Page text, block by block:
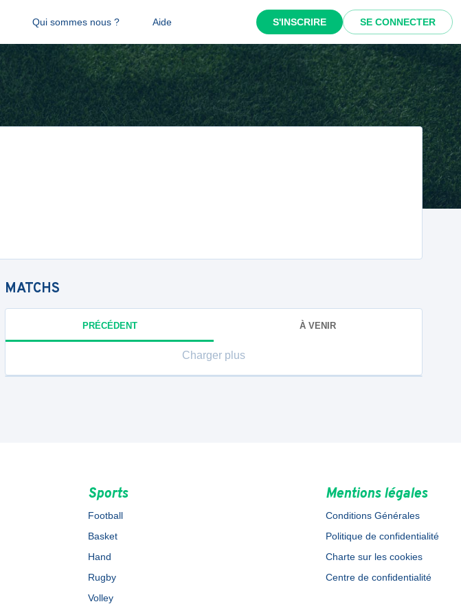
Qui sommes nous ? Aide S'INSCRIRE SE CONNECTER
MATCHS
PRÉCÉDENT À VENIR
Charger plus
Sports
Football
Basket
Hand
Rugby
Volley
Mentions légales
Conditions Générales
Politique de confidentialité
Charte sur les cookies
Centre de confidentialité